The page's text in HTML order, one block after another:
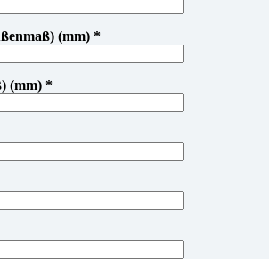
(mm) *
(mm) *